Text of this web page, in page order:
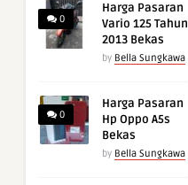
0
Harga Pasaran
Vario 125 Tahun
2013 Bekas
by Bella Sungkawa
0
Harga Pasaran
Hp Oppo A5s
Bekas
by Bella Sungkawa